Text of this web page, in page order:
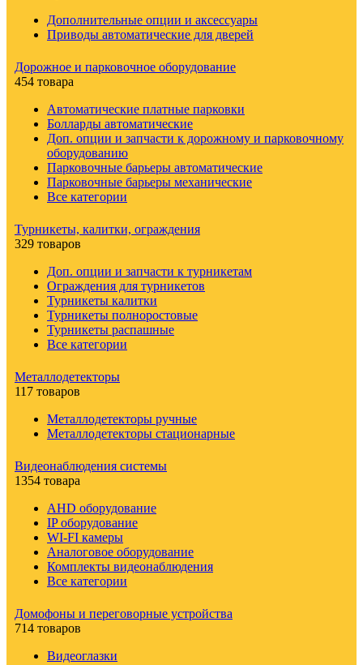
Дополнительные опции и аксессуары
Приводы автоматические для дверей
Дорожное и парковочное оборудование
454 товара
Автоматические платные парковки
Болларды автоматические
Доп. опции и запчасти к дорожному и парковочному
оборудованию
Парковочные барьеры автоматические
Парковочные барьеры механические
Все категории
Турникеты, калитки, ограждения
329 товаров
Доп. опции и запчасти к турникетам
Ограждения для турникетов
Турникеты калитки
Турникеты полноростовые
Турникеты распашные
Все категории
Металлодетекторы
117 товаров
Металлодетекторы ручные
Металлодетекторы стационарные
Видеонаблюдения cистемы
1354 товара
AHD оборудование
IP оборудование
WI-FI камеры
Аналоговое оборудование
Комплекты видеонаблюдения
Все категории
Домофоны и переговорные устройства
714 товаров
Видеоглазки